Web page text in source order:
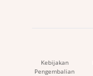
Kebijakan
Pengembalian